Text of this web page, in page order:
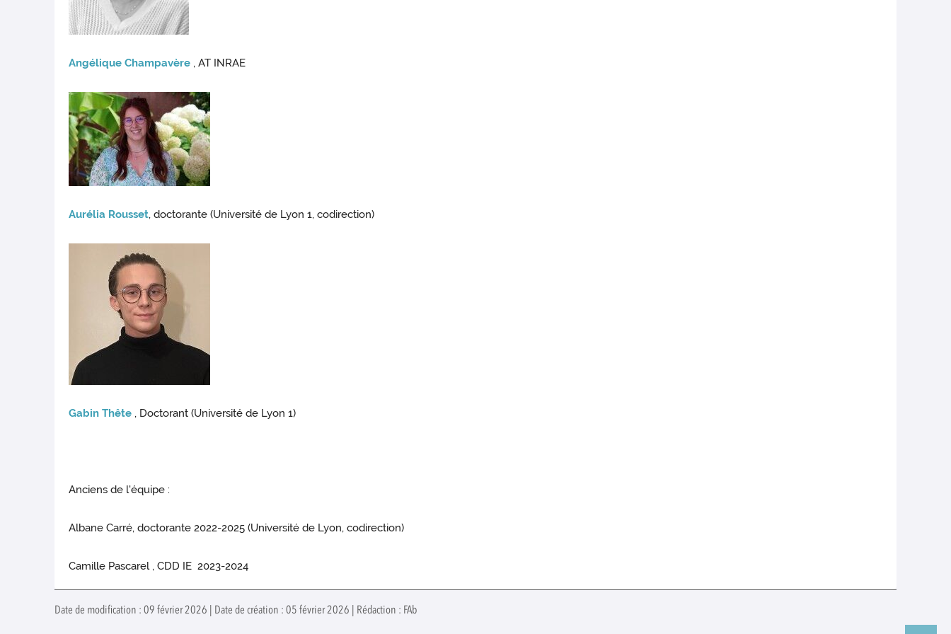
Angélique Champavère , AT INRAE
Aurélia Rousset, doctorante (Université de Lyon 1, codirection)
Gabin Thête , Doctorant (Université de Lyon 1)
Anciens de l'équipe :
Albane Carré, doctorante 2022-2025 (Université de Lyon, codirection)
Camille Pascarel , CDD IE 2023-2024
Date de modification : 09 février 2026 | Date de création : 05 février 2026 | Rédaction : FAb